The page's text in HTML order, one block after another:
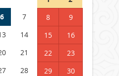
6 7 8
9
14 15
16
21 22
23
28 29
30